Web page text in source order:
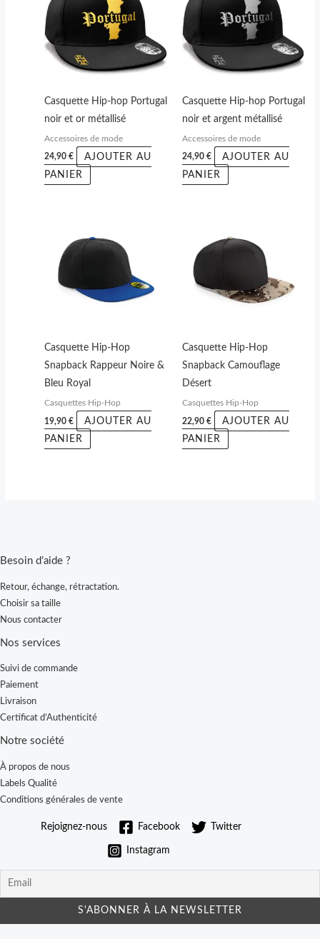
Casquette Hip-hop Portugal
noir et or métallisé
Accessoires de mode
24,90€
AJOUTER AU
PANIER
Casquette Hip-hop Portugal
noir et argent métallisé
Accessoires de mode
24,90 €
AJOUTER AU
PANIER
Casquette Hip-Hop
Snapback Rappeur Noire &
Bleu Royal
Casquettes Hip-Hop
19,90€
AJOUTER AU
PANIER
Casquette Hip-Hop
Snapback Camouflage
Désert
Casquettes Hip-Hop
22,90 €
AJOUTER AU
PANIER
Besoin d’aide ?
Retour, échange, rétractation.
Choisir sa taille
Nous contacter
Nos services
Suivi de commande
Paiement
Livraison
Certificat d’Authenticité
Notre société
À propos de nous
Labels Qualité
Conditions générales de vente
Rejoignez-nous Facebook Twitter
Instagram